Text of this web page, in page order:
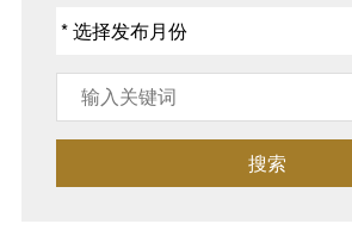
搜索